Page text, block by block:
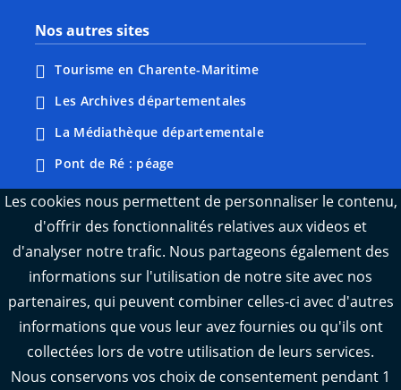
Nos autres sites
Tourisme en Charente-Maritime
Les Archives départementales
La Médiathèque départementale
Pont de Ré : péage
Webcams : Ré info trafic
Webcams : Oléron info trafic
Manger 17
L'Observatoire des territoires de Charente-
Maritime
Les cookies nous permettent de personnaliser le contenu,
d'offrir des fonctionnalités relatives aux videos et
d'analyser notre trafic. Nous partageons également des
informations sur l'utilisation de notre site avec nos
partenaires, qui peuvent combiner celles-ci avec d'autres
informations que vous leur avez fournies ou qu'ils ont
collectées lors de votre utilisation de leurs services.
Nous conservons vos choix de consentement pendant 1